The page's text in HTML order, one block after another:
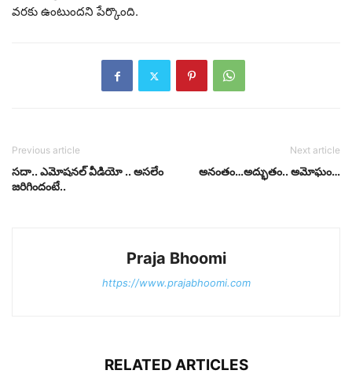
వరకు ఉంటుందని పేర్కొంది.
Previous article
సదా.. ఎమోషనల్ వీడియో .. అసలేం
జరిగిందంటే..
Next article
అనంతం…అద్భుతం.. అమోఘం…
Praja Bhoomi
https://www.prajabhoomi.com
RELATED ARTICLES